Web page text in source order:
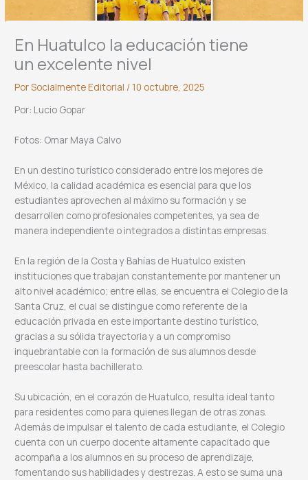
En Huatulco la educación tiene
un excelente nivel
PorSocialmente Editorial / 10 octubre, 2025
Por: Lucio Gopar
Fotos: Omar Maya Calvo
En un destino turístico considerado entre los mejores de
México, la calidad académica es esencial para que los
estudiantes aprovechen al máximo su formación y se
desarrollen como profesionales competentes, ya sea de
manera independiente o integrados a distintas empresas.
En la región de la Costa y Bahías de Huatulco existen
instituciones que trabajan constantemente por mantener un
alto nivel académico; entre ellas, se encuentra el Colegio de la
Santa Cruz, el cual se distingue como referente de la
educación privada en este importante destino turístico,
gracias a su sólida trayectoria y a un compromiso
inquebrantable con la formación de sus alumnos desde
preescolar hasta bachillerato.
Su ubicación, en el corazón de Huatulco, resulta ideal tanto
para residentes como para quienes llegan de otras zonas.
Además de impulsar el talento de cada estudiante, el Colegio
cuenta con un cuerpo docente altamente capacitado que
acompaña a los alumnos en su proceso de aprendizaje,
fomentando sus habilidades y destrezas. A esto se suma una